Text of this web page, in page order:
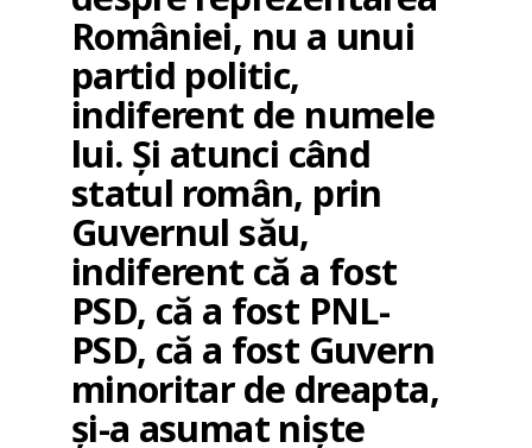
României, nu a unui
partid politic,
indiferent de numele
lui. Și atunci când
statul român, prin
Guvernul său,
indiferent că a fost
PSD, că a fost PNL-
PSD, că a fost Guvern
minoritar de dreapta,
și-a asumat niște